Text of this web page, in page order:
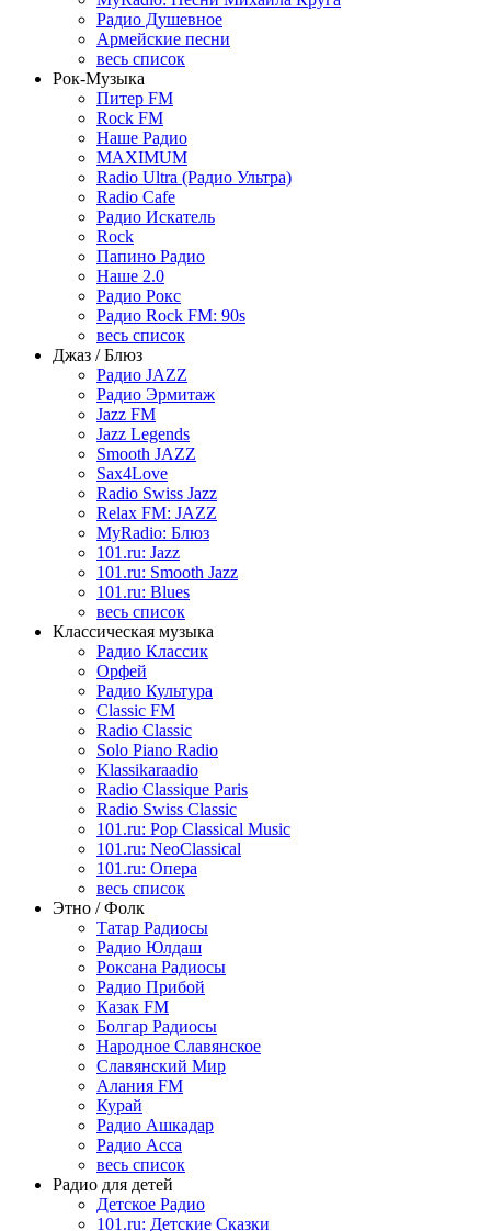
Радио Душевное
Армейские песни
весь список
Рок-Музыка
Питер FM
Rock FM
Наше Радио
MAXIMUM
Radio Ultra (Радио Ультра)
Radio Cafe
Радио Искатель
Rock
Папино Радио
Наше 2.0
Радио Рокс
Радио Rock FM: 90s
весь список
Джаз / Блюз
Радио JAZZ
Радио Эрмитаж
Jazz FM
Jazz Legends
Smooth JAZZ
Sax4Love
Radio Swiss Jazz
Relax FM: JAZZ
MyRadio: Блюз
101.ru: Jazz
101.ru: Smooth Jazz
101.ru: Blues
весь список
Классическая музыка
Радио Классик
Орфей
Радио Культура
Classic FM
Radio Classic
Solo Piano Radio
Klassikaraadio
Radio Classique Paris
Radio Swiss Classic
101.ru: Pop Classical Music
101.ru: NeoClassical
101.ru: Опера
весь список
Этно / Фолк
Татар Радиосы
Радио Юлдаш
Роксана Радиосы
Радио Прибой
Казак FM
Болгар Радиосы
Народное Славянское
Славянский Мир
Алания FM
Курай
Радио Ашкадар
Радио Асса
весь список
Радио для детей
Детское Радио
101.ru: Детские Сказки